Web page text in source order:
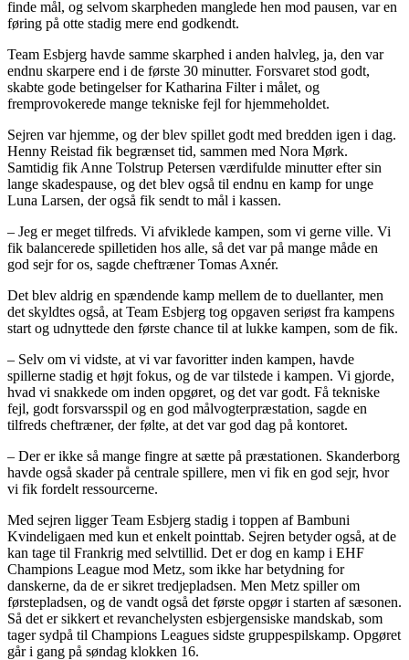
finde mål, og selvom skarpheden manglede hen mod pausen, var en
føring på otte stadig mere end godkendt.
Team Esbjerg havde samme skarphed i anden halvleg, ja, den var
endnu skarpere end i de første 30 minutter. Forsvaret stod godt,
skabte gode betingelser for Katharina Filter i målet, og
fremprovokerede mange tekniske fejl for hjemmeholdet.
Sejren var hjemme, og der blev spillet godt med bredden igen i dag.
Henny Reistad fik begrænset tid, sammen med Nora Mørk.
Samtidig fik Anne Tolstrup Petersen værdifulde minutter efter sin
lange skadespause, og det blev også til endnu en kamp for unge
Luna Larsen, der også fik sendt to mål i kassen.
– Jeg er meget tilfreds. Vi afviklede kampen, som vi gerne ville. Vi
fik balancerede spilletiden hos alle, så det var på mange måde en
god sejr for os, sagde cheftræner Tomas Axnér.
Det blev aldrig en spændende kamp mellem de to duellanter, men
det skyldtes også, at Team Esbjerg tog opgaven seriøst fra kampens
start og udnyttede den første chance til at lukke kampen, som de fik.
– Selv om vi vidste, at vi var favoritter inden kampen, havde
spillerne stadig et højt fokus, og de var tilstede i kampen. Vi gjorde,
hvad vi snakkede om inden opgøret, og det var godt. Få tekniske
fejl, godt forsvarsspil og en god målvogterpræstation, sagde en
tilfreds cheftræner, der følte, at det var god dag på kontoret.
– Der er ikke så mange fingre at sætte på præstationen. Skanderborg
havde også skader på centrale spillere, men vi fik en god sejr, hvor
vi fik fordelt ressourcerne.
Med sejren ligger Team Esbjerg stadig i toppen af Bambuni
Kvindeligaen med kun et enkelt pointtab. Sejren betyder også, at de
kan tage til Frankrig med selvtillid. Det er dog en kamp i EHF
Champions League mod Metz, som ikke har betydning for
danskerne, da de er sikret tredjepladsen. Men Metz spiller om
førstepladsen, og de vandt også det første opgør i starten af sæsonen.
Så det er sikkert et revanchelysten esbjergensiske mandskab, som
tager sydpå til Champions Leagues sidste gruppespilskamp. Opgøret
går i gang på søndag klokken 16.